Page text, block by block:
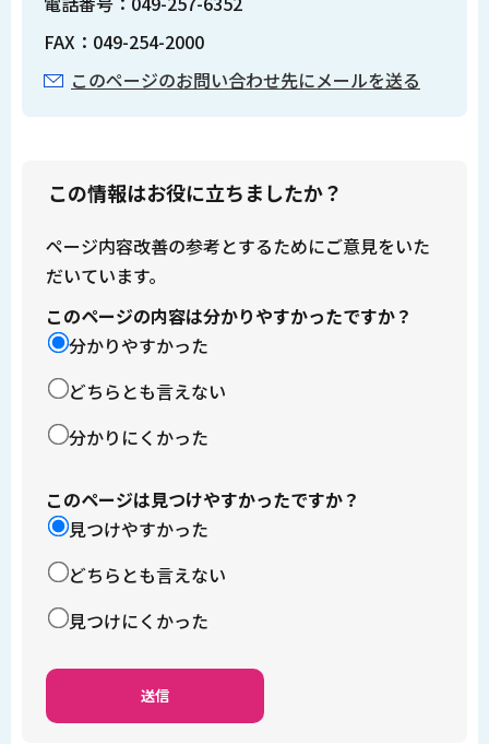
FAX：049-254-2000
このページのお問い合わせ先にメールを送る
この情報はお役に立ちましたか？
ページ内容改善の参考とするためにご意見をいた
だいています。
このページの内容は分かりやすかったですか？
分かりやすかった
どちらとも言えない
分かりにくかった
このページは見つけやすかったですか？
見つけやすかった
どちらとも言えない
見つけにくかった